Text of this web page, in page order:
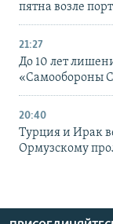
пятна возле
21:27
До 10 лет
«Самообороны
20:40
Турция и Ирак
Ормузскому